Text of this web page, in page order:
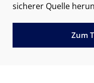
sicherer Quelle
Zum